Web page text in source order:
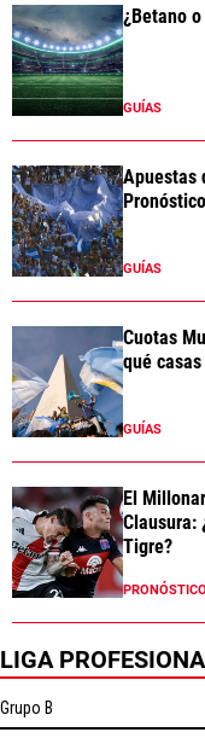
¿Betano
GUÍAS
Apuestas
GUÍAS
Cuotas
qué
GUÍAS
El
Clausura:
Tigre?
LIGA